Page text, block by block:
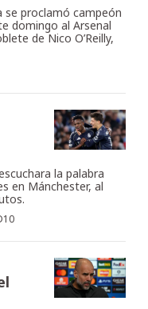
se proclamó campeón
domingo al Arsenal
de Nico O’Reilly,
la palabra
en Mánchester, al